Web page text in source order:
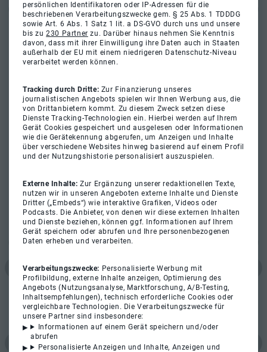
persönlichen Identifikatoren oder IP-Adressen für die
beschriebenen Verarbeitungszwecke gem. § 25 Abs. 1 TDDDG
sowie Art. 6 Abs. 1 Satz 1 lit. a DS-GVO durch uns und unsere
bis zu230 Partner zu. Darüber hinaus nehmen Sie Kenntnis
davon, dass mit ihrer Einwilligung ihre Daten auch in Staaten
außerhalb der EU mit einem niedrigeren Datenschutz-Niveau
verarbeitet werden können.
Tracking durch Dritte: Zur Finanzierung unseres
journalistischen Angebots spielen wir Ihnen Werbung aus, die
von Drittanbietern kommt. Zu diesem Zweck setzen diese
Dienste Tracking-Technologien ein. Hierbei werden auf Ihrem
Gerät Cookies gespeichert und ausgelesen oder Informationen
wie die Gerätekennung abgerufen, um Anzeigen und Inhalte
über verschiedene Websites hinweg basierend auf einem Profil
und der Nutzungshistorie personalisiert auszuspielen.
Externe Inhalte:Zur Ergänzung unserer redaktionellen Texte,
nutzen wir in unseren Angeboten externe Inhalte und Dienste
Dritter („Embeds“) wie interaktive Grafiken, Videos oder
Podcasts. Die Anbieter, von denen wir diese externen Inhalten
und Dienste beziehen, können ggf. Informationen auf Ihrem
Gerät speichern oder abrufen und Ihre personenbezogenen
Daten erheben und verarbeiten.
Verarbeitungszwecke: Personalisierte Werbung mit
Profilbildung, externe Inhalte anzeigen, Optimierung des
Angebots (Nutzungsanalyse, Marktforschung, A/B-Testing,
Inhaltsempfehlungen), technisch erforderliche Cookies oder
vergleichbare Technologien. Die Verarbeitungszwecke für
unsere Partner sind insbesondere:
Informationen auf einem Gerät speichern und/oder
abrufen
Personalisierte Anzeigen und Inhalte, Anzeigen und